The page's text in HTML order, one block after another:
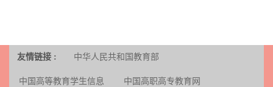
友情链接 : 中华人民共和国教育部
中国高等教育学生信息 中国高职高专教育网